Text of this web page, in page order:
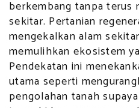
berkembang tanpa terus
sekitar. Pertanian
mengekalkan alam
memulihkan ekosistem
Pendekatan ini
utama seperti
pengolahan tanah